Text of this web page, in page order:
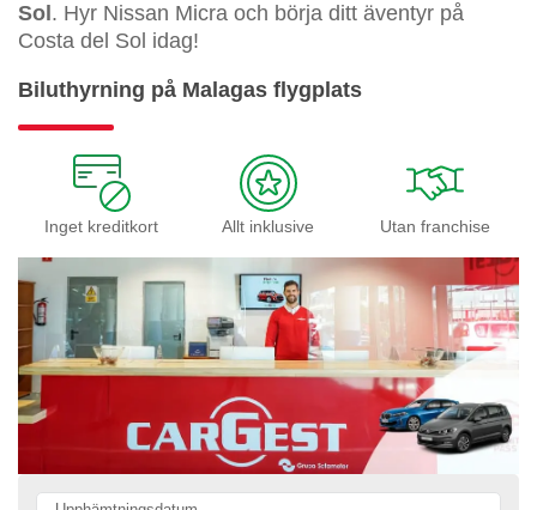
Sol . Hyr Nissan Micra och börja ditt äventyr på
Costa del Sol idag!
Biluthyrning på Malagas flygplats
Inget kreditkort Allt inklusive Utan franchise